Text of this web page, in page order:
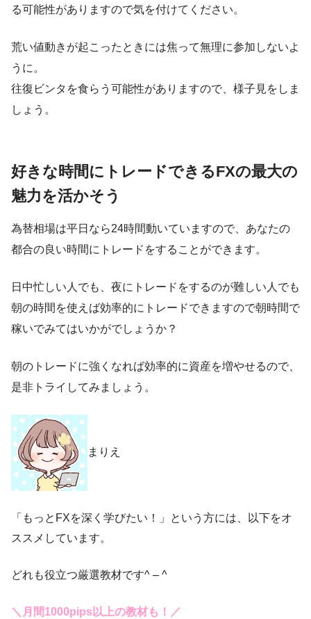
る可能性がありますので気を付けてください。
荒い値動きが起こったときには焦って無理に参加しないよ
うに。
往復ビンタを食らう可能性がありますので、様子見をしま
しょう。
好きな時間にトレードできるFXの最大の
魅力を活かそう
為替相場は平日なら24時間動いていますので、あなたの
都合の良い時間にトレードをすることができます。
日中忙しい人でも、夜にトレードをするのが難しい人でも
朝の時間を使えば効率的にトレードできますので朝時間で
稼いでみてはいかがでしょうか？
朝のトレードに強くなれば効率的に資産を増やせるので、
是非トライしてみましょう。
まりえ
「もっとFXを深く学びたい！」という方には、以下をオ
ススメしています。
どれも役立つ厳選教材です^ – ^
＼月間1000pips以上の教材も！／